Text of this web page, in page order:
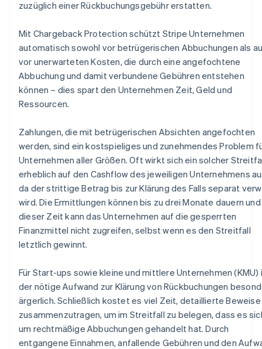
Betrugsprävention
Start-up-Gründung
CO₂-Entnahme
Identity
Online-Identitätsprüfung
Stripe-Sessions 2026
Erfahren Sie, wie Stripe Lösungen für die
Jetzt ansehen
Partner
Stripe App-Marktplatz
zuzüglich einer Rückbuchungsgebühr erstatten.
Mit Chargeback Protection schützt Stripe Unternehmen
automatisch sowohl vor betrügerischen Abbuchungen als
vor unerwarteten Kosten, die durch eine angefochtene
Abbuchung und damit verbundene Gebühren entstehen
können – dies spart den Unternehmen Zeit, Geld und
Ressourcen.
Zahlungen, die mit betrügerischen Absichten angefochten
werden, sind ein kostspieliges und zunehmendes Problem
Unternehmen aller Größen. Oft wirkt sich ein solcher
erheblich auf den Cashflow des jeweiligen Unternehmens
da der strittige Betrag bis zur Klärung des Falls separat
wird. Die Ermittlungen können bis zu drei Monate dauern und
dieser Zeit kann das Unternehmen auf die gesperrten
Finanzmittel nicht zugreifen, selbst wenn es den Streitfall
letztlich gewinnt.
Für Start-ups sowie kleine und mittlere Unternehmen (KMU)
der nötige Aufwand zur Klärung von Rückbuchungen
ärgerlich. Schließlich kostet es viel Zeit, detaillierte Beweise
zusammenzutragen, um im Streitfall zu belegen, dass es
um rechtmäßige Abbuchungen gehandelt hat. Durch
entgangene Einnahmen, anfallende Gebühren und den